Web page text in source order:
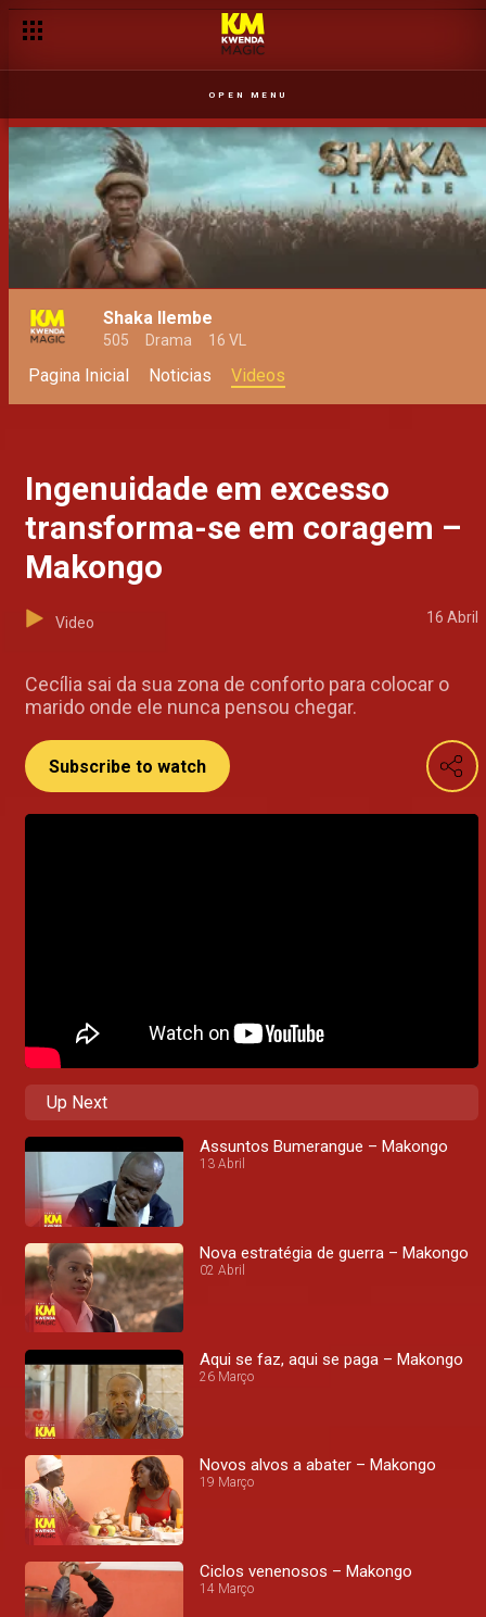
OPEN MENU
Shaka Ilembe
505 Drama 16 VL
Pagina Inicial Noticias Videos
Ingenuidade em excesso
transforma-se em coragem –
Makongo
Video 16 Abril
Cecília sai da sua zona de conforto para colocar o
marido onde ele nunca pensou chegar.
Subscribe to watch
Up Next
Assuntos Bumerangue – Makongo
13 Abril
Nova estratégia de guerra – Makongo
02 Abril
Aqui se faz, aqui se paga – Makongo
26 Março
Novos alvos a abater – Makongo
19 Março
Ciclos venenosos – Makongo
14 Março